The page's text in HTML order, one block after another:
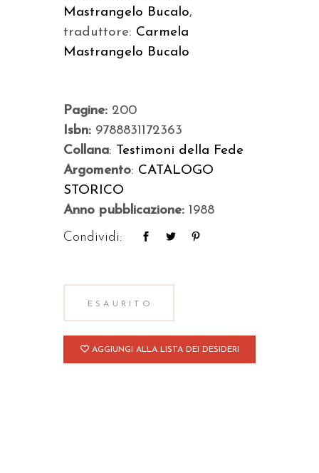
Mastrangelo Bucalo,
traduttore: Carmela
Mastrangelo Bucalo
Pagine: 200
Isbn: 9788831172363
Collana: Testimoni della Fede
Argomento: CATALOGO
STORICO
Anno pubblicazione: 1988
Condividi:
ESAURITO
AGGIUNGI ALLA LISTA DEI DESIDERI